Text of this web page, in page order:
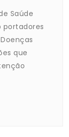
Saúde
portadores
que